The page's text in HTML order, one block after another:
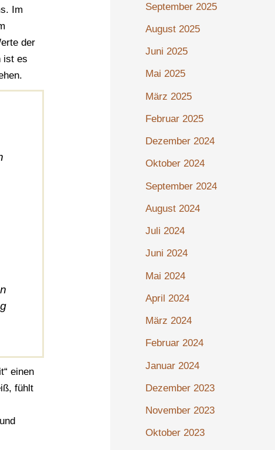
Im
der
ist es
einen
fühlt
September 2025
August 2025
Juni 2025
Mai 2025
März 2025
Februar 2025
Dezember 2024
Oktober 2024
September 2024
August 2024
Juli 2024
Juni 2024
Mai 2024
April 2024
März 2024
Februar 2024
Januar 2024
Dezember 2023
November 2023
Oktober 2023